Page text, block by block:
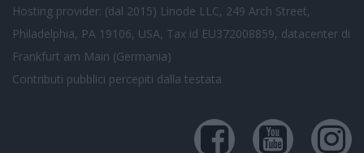
Hosting provider: (dal 2015) Linode LLC, 249 Arch Street,
Philadelphia, PA 19106, USA, Tax id EU372008859, datacenter di
Frankfurt am Main (Germania)
Contributi pubblici percepiti dalla testata